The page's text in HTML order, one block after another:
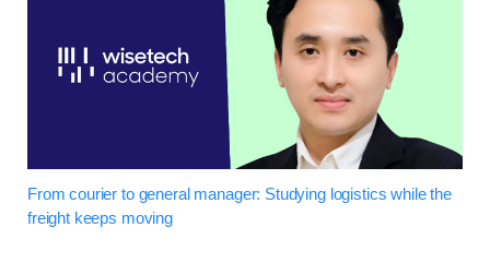
From courier to general manager: Studying logistics while the
freight keeps moving